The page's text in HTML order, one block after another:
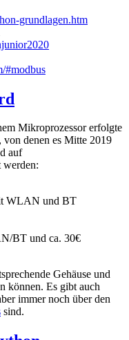
grundlagen.htm
#modbus
Mikroprozessor erfolgte
von denen es Mitte 2019
auf
WLAN und BT
BT und ca. 30€
Gehäuse und
können. Es gibt auch
immer noch über den
sind.